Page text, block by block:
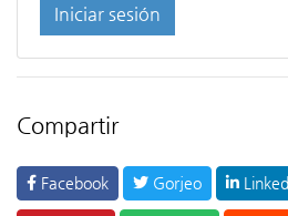
Iniciar sesión
Compartir
Facebook Gorjeo